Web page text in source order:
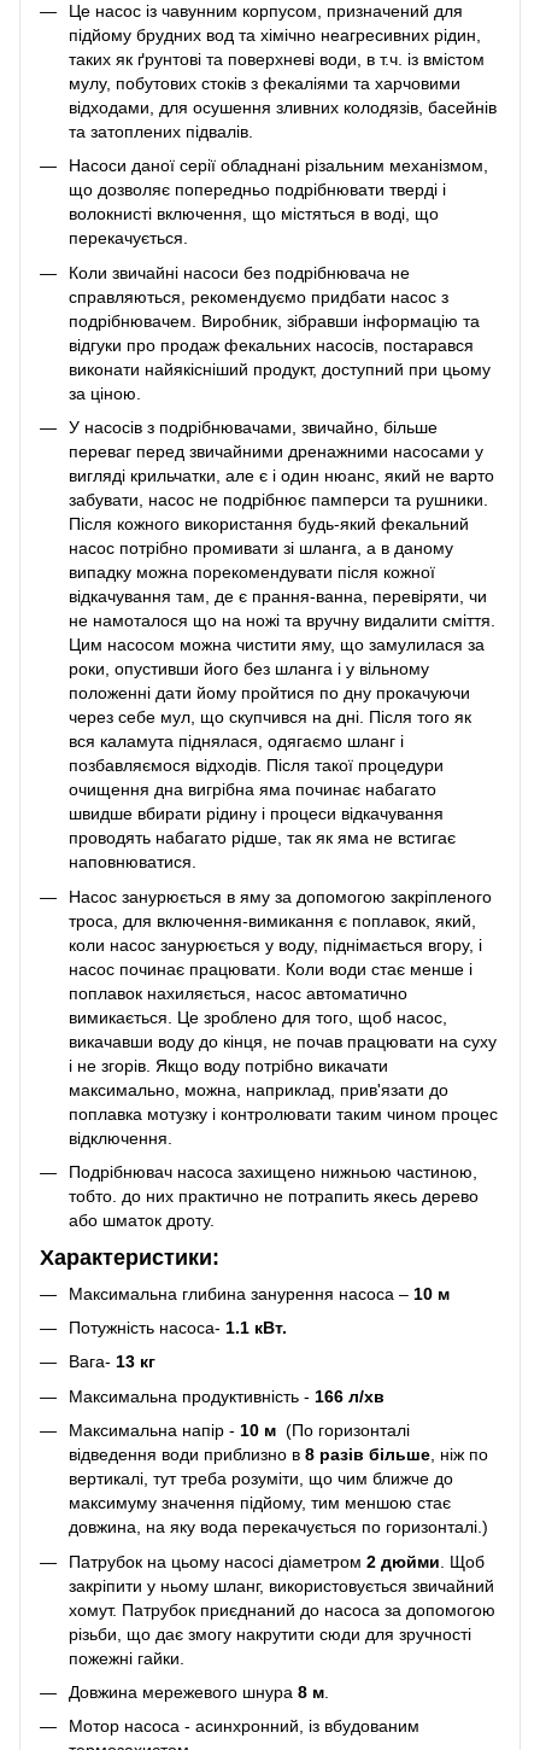
Це насос із чавунним корпусом, призначений для
підйому брудних вод та хімічно неагресивних рідин,
таких як ґрунтові та поверхневі води, в т.ч. із вмістом
мулу, побутових стоків з фекаліями та харчовими
відходами, для осушення зливних колодязів, басейнів
та затоплених підвалів.
Насоси даної серії обладнані різальним механізмом,
що дозволяє попередньо подрібнювати тверді і
волокнисті включення, що містяться в воді, що
перекачується.
Коли звичайні насоси без подрібнювача не
справляються, рекомендуємо придбати насос з
подрібнювачем. Виробник, зібравши інформацію та
відгуки про продаж фекальних насосів, постарався
виконати найякісніший продукт, доступний при цьому
за ціною.
У насосів з подрібнювачами, звичайно, більше
переваг перед звичайними дренажними насосами у
вигляді крильчатки, але є і один нюанс, який не варто
забувати, насос не подрібнює памперси та рушники.
Після кожного використання будь-який фекальний
насос потрібно промивати зі шланга, а в даному
випадку можна порекомендувати після кожної
відкачування там, де є прання-ванна, перевіряти, чи
не намоталося що на ножі та вручну видалити сміття.
Цим насосом можна чистити яму, що замулилася за
роки, опустивши його без шланга і у вільному
положенні дати йому пройтися по дну прокачуючи
через себе мул, що скупчився на дні. Після того як
вся каламута піднялася, одягаємо шланг і
позбавляємося відходів. Після такої процедури
очищення дна вигрібна яма починає набагато
швидше вбирати рідину і процеси відкачування
проводять набагато рідше, так як яма не встигає
наповнюватися.
Насос занурюється в яму за допомогою закріпленого
троса, для включення-вимикання є поплавок, який,
коли насос занурюється у воду, піднімається вгору, і
насос починає працювати. Коли води стає менше і
поплавок нахиляється, насос автоматично
вимикається. Це зроблено для того, щоб насос,
викачавши воду до кінця, не почав працювати на суху
і не згорів. Якщо воду потрібно викачати
максимально, можна, наприклад, прив'язати до
поплавка мотузку і контролювати таким чином процес
відключення.
Подрібнювач насоса захищено нижньою частиною,
тобто. до них практично не потрапить якесь дерево
або шматок дроту.
Характеристики:
Максимальна глибина занурення насоса – 10 м
Потужність насоса- 1.1 кВт.
Вага- 13 кг
Максимальна продуктивність - 166 л/хв
Максимальна напір - 10 м (По горизонталі
відведення води приблизно в 8 разів більше , ніж по
вертикалі, тут треба розуміти, що чим ближче до
максимуму значення підйому, тим меншою стає
довжина, на яку вода перекачується по горизонталі.)
Патрубок на цьому насосі діаметром 2 дюйми . Щоб
закріпити у ньому шланг, використовується звичайний
хомут. Патрубок приєднаний до насоса за допомогою
різьби, що дає змогу накрутити сюди для зручності
пожежні гайки.
Довжина мережевого шнура 8 м
Мотор насоса - асинхронний, із вбудованим